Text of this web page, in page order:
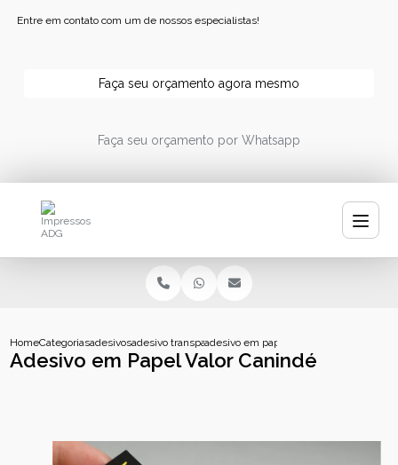
Entre em contato com um de nossos especialistas!
Faça seu orçamento agora mesmo
Faça seu orçamento por Whatsapp
HomeCategoriasadesivosadesivo transparente personalizado
adesivo em papel valor caninde
Adesivo em Papel Valor Canindé